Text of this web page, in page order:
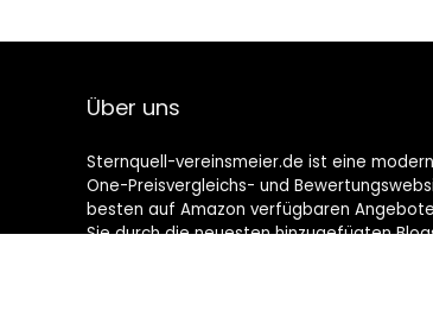
Über uns
Sternquell-vereinsmeier.de ist eine
One-Preisvergleichs- und
besten auf Amazon verfügbaren
Sie durch die neuesten hinzugefügten